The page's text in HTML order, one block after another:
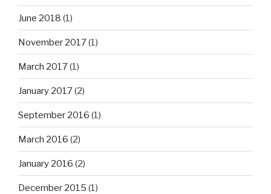
June 2018 (1)
November 2017(1)
March 2017(1)
January 2017(2)
September 2016 (1)
March 2016 (2)
January 2016 (2)
December 2015 (1)